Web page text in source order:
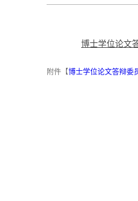
博士学位论文
附件【博士学位论文答辩委